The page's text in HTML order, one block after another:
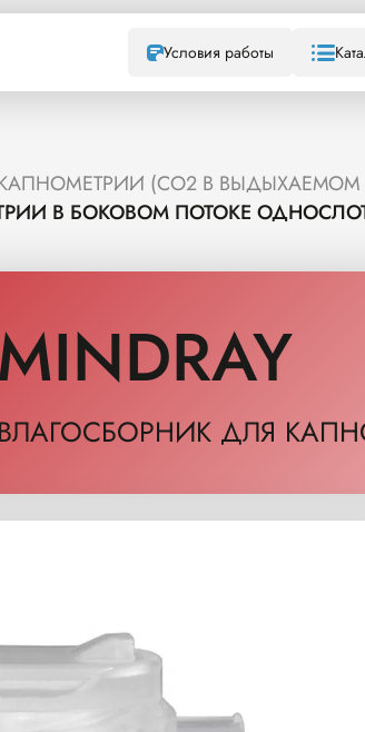
Условия работы
(CO2 В
В БОКОВОМ ПОТОКЕ
MINDRAY
ВЛАГОСБОРНИК ДЛЯ